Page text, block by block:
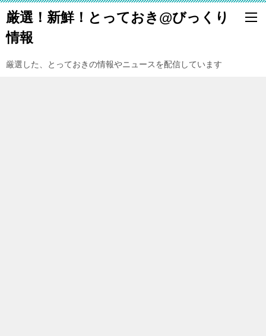
厳選！新鮮！とっておき@びっくり
情報
厳選した、とっておきの情報やニュースを配信しています